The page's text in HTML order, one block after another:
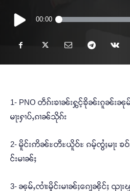
Audio
Player
00:00
1- PNO တဵၵ်းၶၢၼ်းႁွင့်ၶိုၼ်းၵူၼ်းၼုမ်
မႃးႁၢပ်ႇၵၢၼ်သိုၵ်း
2- မိူင်းဢိၼ်ႊတီႊယိူဝ်ႊ ၵမ့်ၸွႆႈမႃး ၶ
င်းမၢၼ်ႈ
3- ၼုမ်ႇၸၢႆးမိူင်းမၢၼ်ႈၵေႃ့ၼိုင်ႈ ၺ